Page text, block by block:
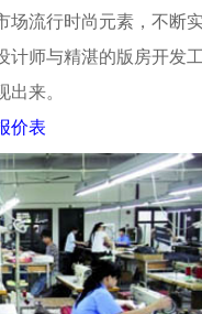
场流行时尚元素，不断
计师与精湛的版房开发
来。
价表